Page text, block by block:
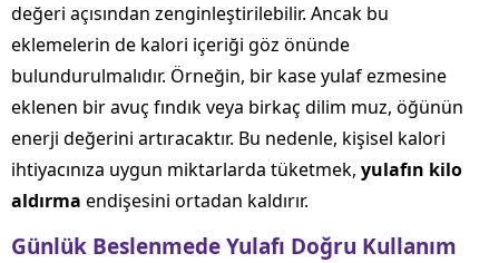
değeri açısından zenginleştirilebilir. Ancak bu
eklemelerin de kalori içeriği göz önünde
bulundurulmalıdır. Örneğin, bir kase yulaf ezmesine
eklenen bir avuç fındık veya birkaç dilim muz, öğünün
enerji değerini artıracaktır. Bu nedenle, kişisel kalori
ihtiyacınıza uygun miktarlarda tüketmek, yulafın kilo
aldırma endişesini ortadan kaldırır.
Günlük Beslenmede Yulafı Doğru Kullanım